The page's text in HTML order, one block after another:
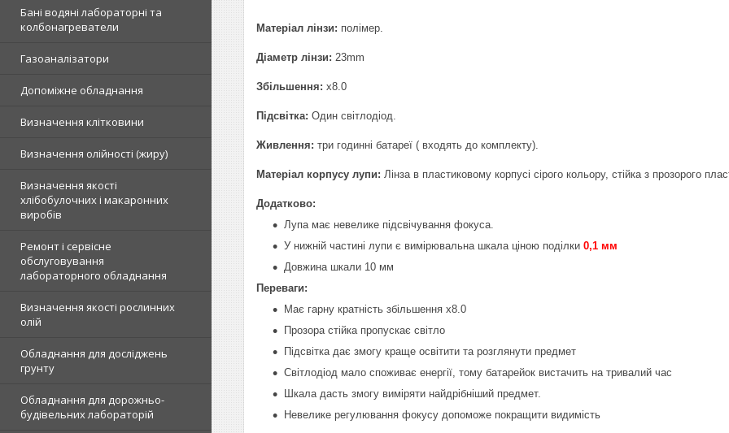
Бані водяні лабораторні та
колбонагреватели
Газоаналізатори
Допоміжне обладнання
Визначення клітковини
Визначення олійності (жиру)
Визначення якості
хлібобулочних і макаронних
виробів
Ремонт і сервісне
обслуговування
лабораторного обладнання
Визначення якості рослинних
олій
Обладнання для досліджень
грунту
Обладнання для дорожньо-
будівельних лабораторій
Матеріал лінзи: полімер.
Діаметр лінзи: 23mm
Збільшення: х8.0
Підсвітка: Один світлодіод.
Живлення: три годинні батареї ( входять до комплекту).
Матеріал корпусу лупи: Лінза в пластиковому корпусі сірого кольору, стійка з прозорого
Додатково:
Лупа має невелике підсвічування фокуса.
У нижній частині лупи є вимірювальна шкала ціною поділки 0,1 мм
Довжина шкали 10 мм
Переваги:
Має гарну кратність збільшення х8.0
Прозора стійка пропускає світло
Підсвітка дає змогу краще освітити та розглянути предмет
Світлодіод мало споживає енергії, тому батарейок вистачить на тривалий час
Шкала дасть змогу виміряти найдрібніший предмет.
Невелике регулювання фокусу допоможе покращити видимість